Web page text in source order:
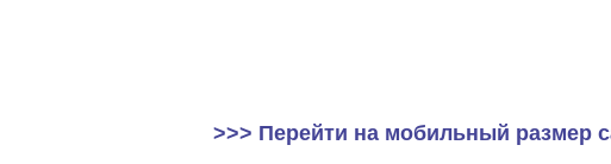
>>> Перейти на мобильный размер